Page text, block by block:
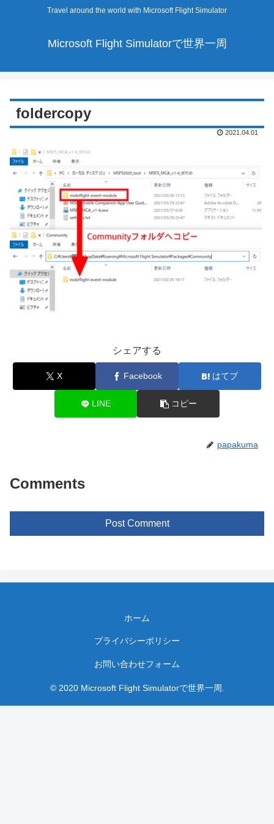
Travel around the world with Microsoft Flight Simulator
Microsoft Flight Simulatorで世界一周
foldercopy
2021.04.01
シェアする
X Facebook はてブ
LINE コピー
papakuma
Comments
Post Comment
ホーム
プライバシーポリシー
お問い合わせフォーム
© 2020 Microsoft Flight Simulatorで世界一周.